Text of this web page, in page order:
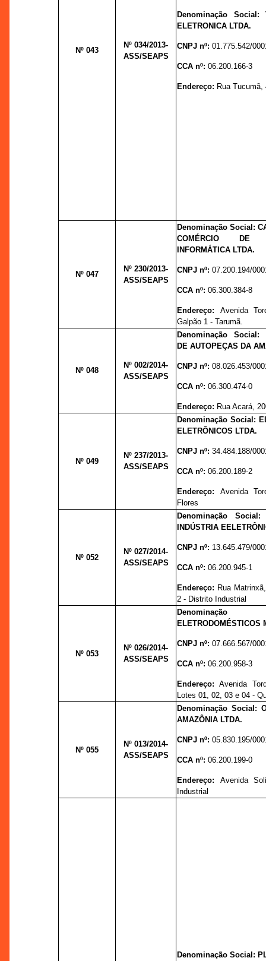
Nº 043
Nº 034/2013-
ASS/SEAPS
Denominação Social:
ELETRONICA LTDA.
CNPJ nº:01.775.542/
CCA nº:06.200.166-3
Endereço: Rua
Nº 047
Nº 230/2013-
ASS/SEAPS
Denominação Social:
COMÉRCIO DE
INFORMÁTICA LTDA.
CNPJ nº:07.200.194/
CCA nº:06.300.384-8
Endereço: Avenida
Galpão 1 - Tarumã.
Nº 048
Nº 002/2014-
ASS/SEAPS
Denominação Social:
DE AUTOPEÇAS DA
CNPJ nº:08.026.453/
CCA nº:06.300.474-0
Endereço: Rua Acará,
Nº 049
Nº 237/2013-
ASS/SEAPS
Denominação Social:
ELETRÔNICOS LTDA.
CNPJ nº:34.484.188/
CCA nº:06.200.189-2
Endereço: Avenida
Flores
Nº 052
Nº 027/2014-
ASS/SEAPS
Denominação
INDÚSTRIA
CNPJ nº: 13.645.479/
CCA nº:06.200.945-1
Endereço: Rua
2 - Distrito Industrial
Nº 053
Nº 026/2014-
ASS/SEAPS
CNPJ nº:07.666.567/
CCA nº:06.200.958-3
Endereço:Avenida
Lotes 01, 02, 03 e 04 -
Nº 055
Nº 013/2014-
ASS/SEAPS
Denominação Social:
AMAZÔNIA LTDA.
CNPJ nº:05.830.195/
CCA nº:06.200.199-0
Endereço: Avenida
Industrial
Denominação Social: